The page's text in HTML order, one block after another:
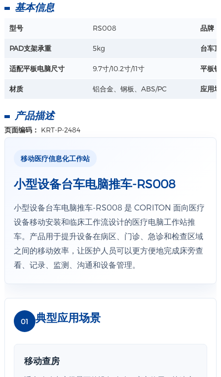
基本信息
型号 RS008 品牌
PAD支架承重 5kg 台车
适配平板电脑尺寸 9.7寸/10.2寸/11寸 平板
材质 铝合金、钢板、ABS/PC 应用
产品描述
页面编码： KRT-P-2484
移动医疗信息化工作站
小型设备台车电脑推车-RS008
小型设备台车电脑推车-RS008 是 CORITON 面向医疗
设备移动安装和临床工作流设计的医疗电脑工作站推
车。产品用于提升设备在病区、门诊、急诊和检查区域
之间的移动效率，让医护人员可以更方便地完成床旁查
看、记录、监测、沟通和设备管理。
01 典型应用场景
移动查房